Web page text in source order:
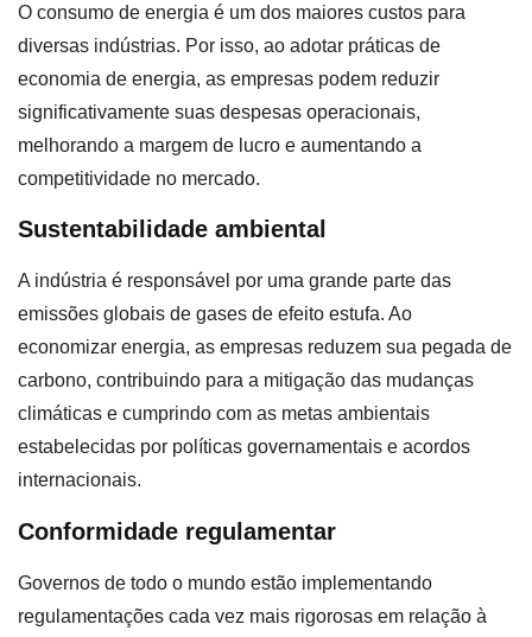
O consumo de energia é um dos maiores custos para
diversas indústrias. Por isso, ao adotar práticas de
economia de energia, as empresas podem reduzir
significativamente suas despesas operacionais,
melhorando a margem de lucro e aumentando a
competitividade no mercado.
Sustentabilidade ambiental
A indústria é responsável por uma grande parte das
emissões globais de gases de efeito estufa. Ao
economizar energia, as empresas reduzem sua pegada de
carbono, contribuindo para a mitigação das mudanças
climáticas e cumprindo com as metas ambientais
estabelecidas por políticas governamentais e acordos
internacionais.
Conformidade regulamentar
Governos de todo o mundo estão implementando
regulamentações cada vez mais rigorosas em relação à